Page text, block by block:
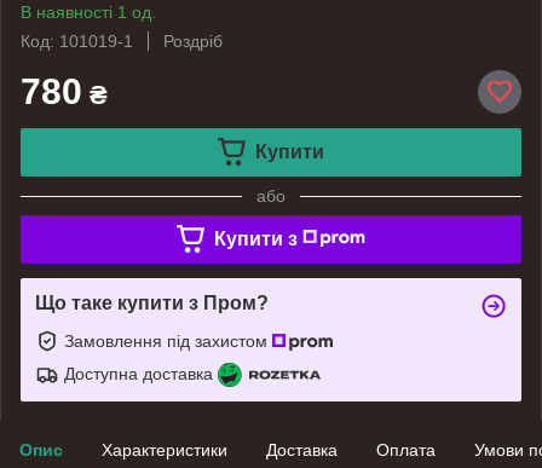
В наявності 1 од.
Код: 101019-1
Роздріб
780 ₴
Купити
або
Купити з
Що таке купити з Пром?
Замовлення під захистом
Доступна доставка
Опис Характеристики Доставка Оплата Умови